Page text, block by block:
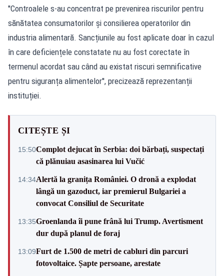
''Controalele s-au concentrat pe prevenirea riscurilor pentru
sănătatea consumatorilor și consilierea operatorilor din
industria alimentară. Sancțiunile au fost aplicate doar în cazul
în care deficiențele constatate nu au fost corectate în
termenul acordat sau când au existat riscuri semnificative
pentru siguranța alimentelor'', precizează reprezentanții
instituției.
CITEȘTE ȘI
15:50Complot dejucat în Serbia: doi bărbați, suspectați
că plănuiau asasinarea lui Vučić
14:34Alertă la granița României. O dronă a explodat
lângă un gazoduct, iar premierul Bulgariei a
convocat Consiliul de Securitate
13:35Groenlanda îi pune frână lui Trump. Avertisment
dur după planul de foraj
13:09Furt de 1.500 de metri de cabluri din parcuri
fotovoltaice. Șapte persoane, arestate